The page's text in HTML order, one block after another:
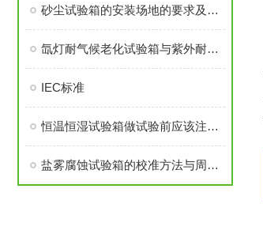
砂尘试验箱的安装场地的要求及维护故障处理
氙灯耐气候老化试验箱与紫外耐气候老化试验箱测试比较
IEC标准
恒温恒湿试验箱做试验前应该注意哪七项
盐雾腐蚀试验箱的校准方法与周期管理建议